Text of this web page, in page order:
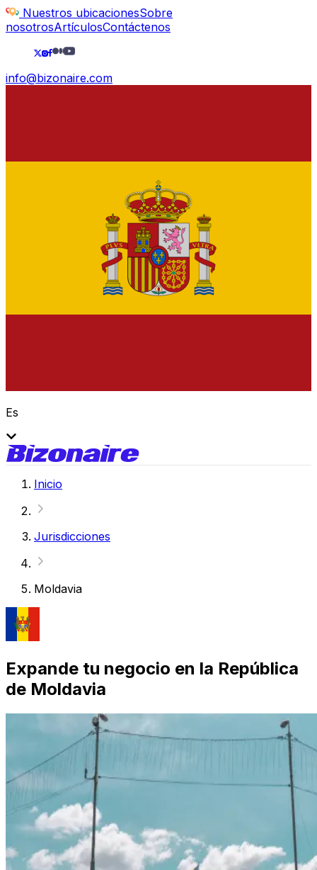
Nuestros ubicacionesSobre
nosotrosArtículosContáctenos
info@bizonaire.com
Es
Inicio
Jurisdicciones
Moldavia
Expande tu negocio en la República
de Moldavia